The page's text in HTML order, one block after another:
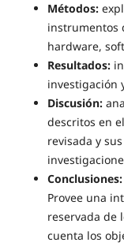
Métodos:
instrumentos
hardware,
Resultados:
investigación
Discusión:
descritos en
revisada y
Conclusiones:
Provee una
reservada de
cuenta los